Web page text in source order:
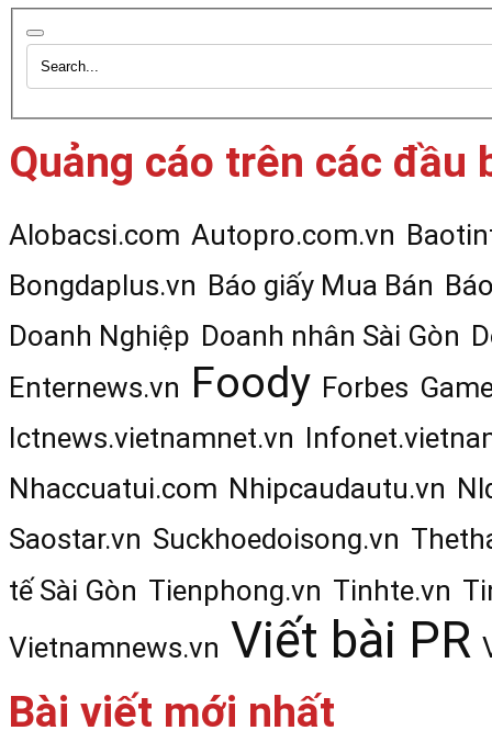
Quảng cáo trên các đầu
Alobacsi.com Autopro.com.vn
Bongdaplus.vn Báo giấy Mua Bán
Doanh Nghiệp Doanh nhân Sài Gòn
Enternews.vn Foody Forbes
Ictnews.vietnamnet.vn
Nhaccuatui.com Nhipcaudautu.vn
Saostar.vn Suckhoedoisong.vn
tế Sài Gòn Tienphong.vn Tinhte.vn
Vietnamnews.vn Viết bài PR
Bài viết mới nhất